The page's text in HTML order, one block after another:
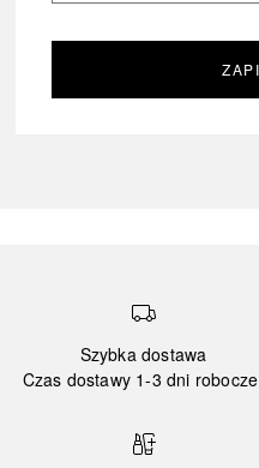
Szybka dostawa
Czas dostawy 1-3 dni